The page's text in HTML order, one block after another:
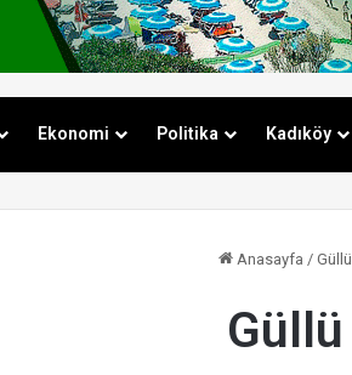
Ekonomi Politika Kadıköy
Anasayfa / Güllü
Güllü